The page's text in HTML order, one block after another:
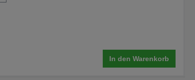
In den Warenkorb